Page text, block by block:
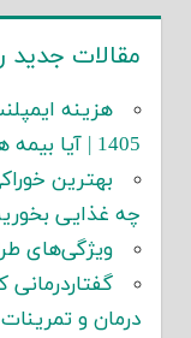
مقالات جدید
هزینه
1405 | آیا بیمه هزینه ایمپلنت را می‌دهد؟
بهترین
چه غذایی
ویژگی‌های
درمان و